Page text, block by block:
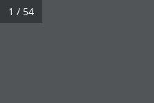
1 / 54